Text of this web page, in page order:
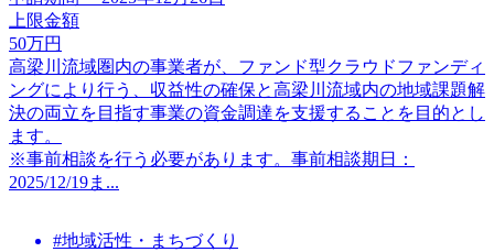
上限金額
50万円
高梁川流域圏内の事業者が、ファンド型クラウドファンディ
ングにより行う、収益性の確保と高梁川流域内の地域課題解
決の両立を目指す事業の資金調達を支援することを目的とし
ます。
※事前相談を行う必要があります。事前相談期日：
2025/12/19ま...
#地域活性・まちづくり